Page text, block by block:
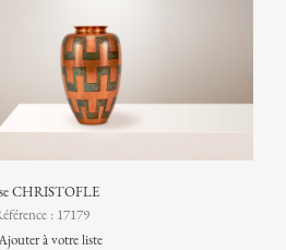
CHRISTOFLE
: 17179
à votre liste